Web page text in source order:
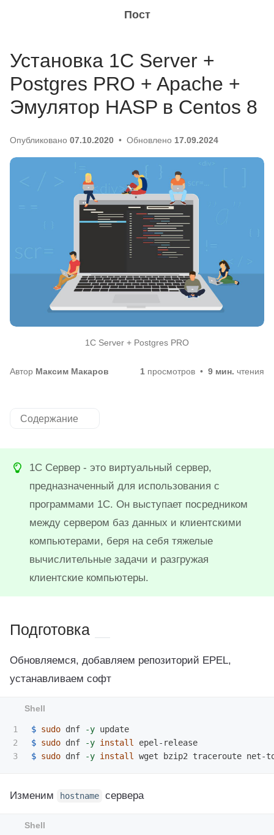
Пост
Установка 1C Server +
Postgres PRO + Apache +
Эмулятор HASP в Centos 8
Опубликовано 07.10.2020 Обновлено 17.09.2024
1C Server + Postgres PRO
Автор Максим Макаров 1 просмотров 9 мин. чтения
Содержание
1С Сервер - это виртуальный сервер,
предназначенный для использования с
программами 1С. Он выступает посредником
между сервером баз данных и клиентскими
компьютерами, беря на себя тяжелые
вычислительные задачи и разгружая
клиентские компьютеры.
Подготовка
Обновляемся, добавляем репозиторий EPEL,
устанавливаем софт
1
2
$ sudo dnf -y
$ sudo dnf -y install
$ sudo dnf -y install wget bzip2 traceroute
Изменим hostname сервера